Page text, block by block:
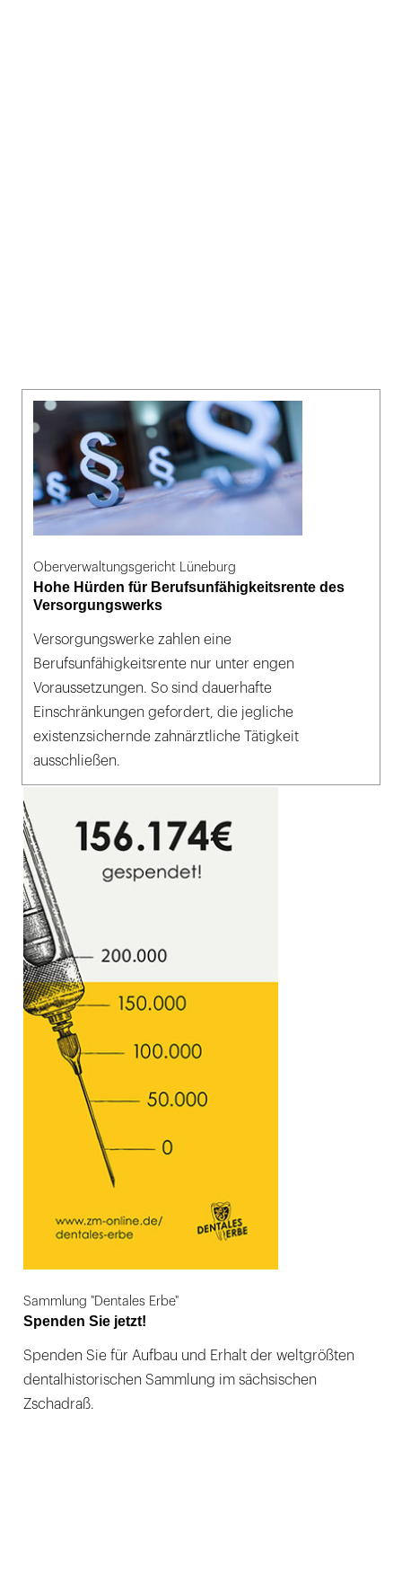
Oberverwaltungsgericht Lüneburg
Hohe Hürden für Berufsunfähigkeitsrente des
Versorgungswerks
Versorgungswerke zahlen eine
Berufsunfähigkeitsrente nur unter engen
Voraussetzungen. So sind dauerhafte
Einschränkungen gefordert, die jegliche
existenzsichernde zahnärztliche Tätigkeit
ausschließen.
Sammlung "Dentales Erbe"
Spenden Sie jetzt!
Spenden Sie für Aufbau und Erhalt der weltgrößten
dentalhistorischen Sammlung im sächsischen
Zschadraß.